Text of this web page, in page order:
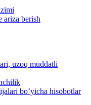
ariza berish
uzoq muddatli
boʼyicha hisobotlar